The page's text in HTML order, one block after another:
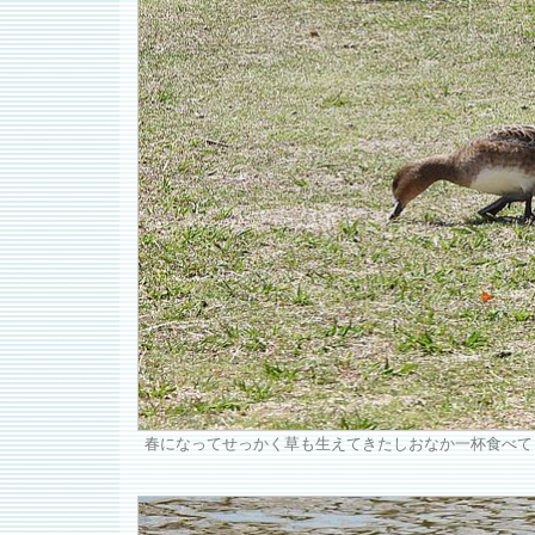
春になってせっかく草も生えてきたしおなか一杯食べ